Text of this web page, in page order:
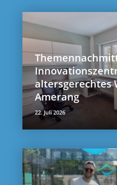
altersgerechtes
Amerang
22. Juli 2026